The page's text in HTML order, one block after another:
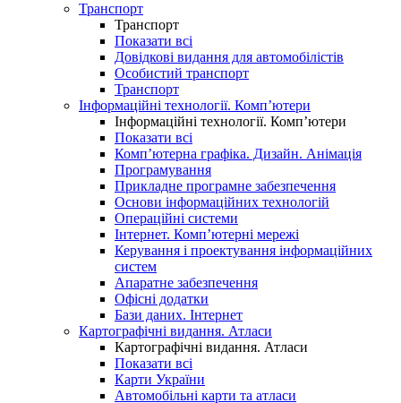
Транспорт
Транспорт
Показати всі
Довідкові видання для автомобілістів
Особистий транспорт
Транспорт
Інформаційні технології. Комп’ютери
Інформаційні технології. Комп’ютери
Показати всі
Комп’ютерна графіка. Дизайн. Анімація
Програмування
Прикладне програмне забезпечення
Основи інформаційних технологій
Операційні системи
Інтернет. Комп’ютерні мережі
Керування і проектування інформаційних
систем
Апаратне забезпечення
Офісні додатки
Бази даних. Інтернет
Картографічні видання. Атласи
Картографічні видання. Атласи
Показати всі
Карти України
Автомобільні карти та атласи